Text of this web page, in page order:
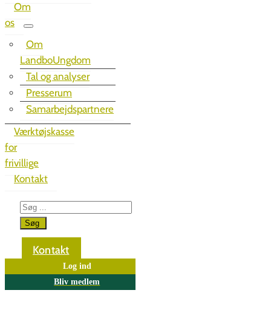
Om
os
Om
LandboUngdom
Tal og analyser
Presserum
Samarbejdspartnere
Værktøjskasse
for
frivillige
Kontakt
Kontakt
Log ind
Bliv medlem